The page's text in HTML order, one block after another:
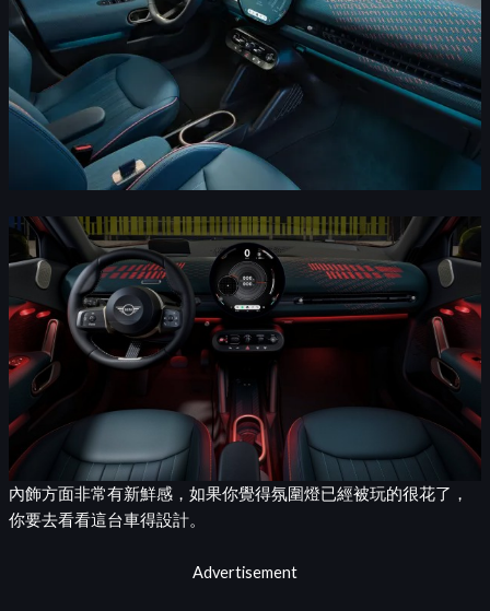
內飾方面非常有新鮮感，如果你覺得氛圍燈已經被玩的很花了，
你要去看看這台車得設計。
Advertisement